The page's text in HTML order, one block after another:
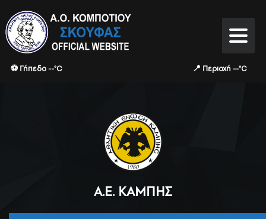
⚽ Γήπεδο --°C 📍 Περιοχή --°C
Α.Ε. ΚΑΜΠΉΣ